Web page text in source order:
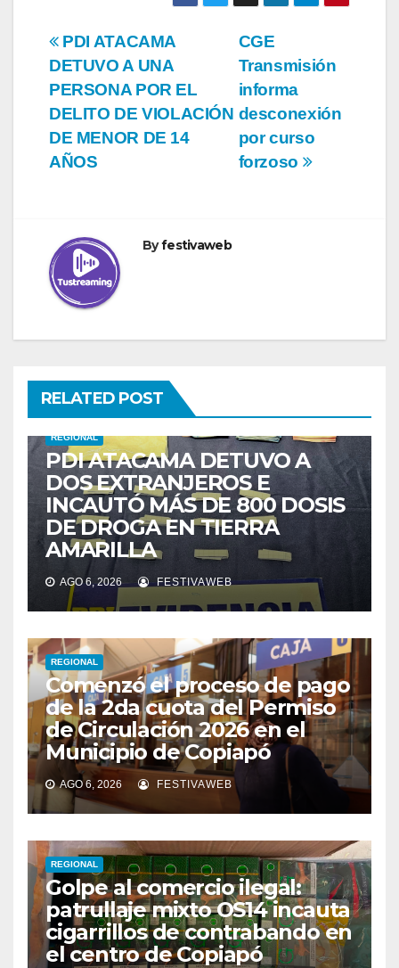
Navegación
de
entradas
CGE
Transmisión
informa
desconexión
por curso
forzoso
PDI ATACAMA
DETUVO A UNA
PERSONA POR EL
DELITO DE VIOLACIÓN
DE MENOR DE 14
AÑOS
Byfestivaweb
RELATED POST
REGIONAL
PDI ATACAMA DETUVO A
DOS EXTRANJEROS E
INCAUTÓ MÁS DE 800 DOSIS
DE DROGA EN TIERRA
AMARILLA
AGO 6, 2026 FESTIVAWEB
REGIONAL
Comenzó el proceso de pago
de la 2da cuota del Permiso
de Circulación 2026 en el
Municipio de Copiapó
AGO 6, 2026 FESTIVAWEB
REGIONAL
Golpe al comercio ilegal:
patrullaje mixto OS14 incauta
cigarrillos de contrabando en
el centro de Copiapó